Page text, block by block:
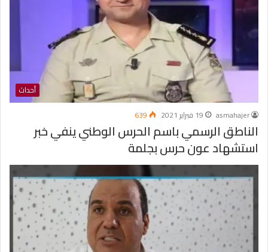
أحداث
asmahajer
19 فبراير 2021 639
الناطق الرسمي باسم الحرس الوطني ينفي خبر
استشهاد عون حرس بجلمة